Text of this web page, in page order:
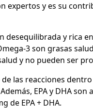
expertos y es su
y rica
3 son grasas
y no pueden ser
las reacciones
EPA y DHA
de EPA + DHA.